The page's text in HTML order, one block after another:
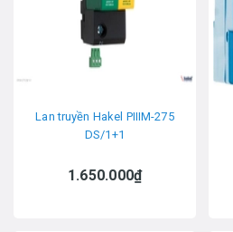
Lan truyền Hakel PIIIM-275
DS/1+1
1.650.000₫